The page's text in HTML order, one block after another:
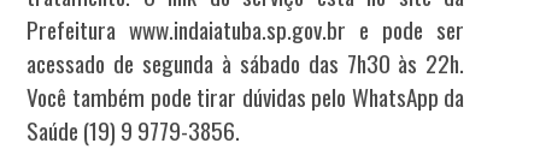
Prefeitura www.indaiatuba.sp.gov.br e pode ser
acessado de segunda à sábado das 7h30 às 22h.
Você também pode tirar dúvidas pelo WhatsApp da
Saúde (19) 9 9779-3856.